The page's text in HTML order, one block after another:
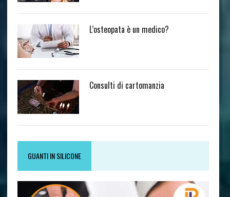
L’osteopata è un medico?
Consulti di cartomanzia
GUANTI IN SILICONE